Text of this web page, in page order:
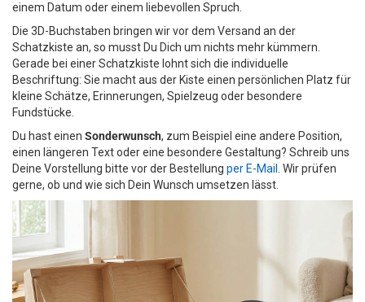
einem Datum oder einem liebevollen Spruch.
Die 3D-Buchstaben bringen wir vor dem Versand an der
Schatzkiste an, so musst Du Dich um nichts mehr kümmern.
Gerade bei einer Schatzkiste lohnt sich die individuelle
Beschriftung: Sie macht aus der Kiste einen persönlichen Platz für
kleine Schätze, Erinnerungen, Spielzeug oder besondere
Fundstücke.
Du hast einen Sonderwunsch, zum Beispiel eine andere Position,
einen längeren Text oder eine besondere Gestaltung? Schreib uns
Deine Vorstellung bitte vor der Bestellung per E-Mail
. Wir prüfen
gerne, ob und wie sich Dein Wunsch umsetzen lässt.